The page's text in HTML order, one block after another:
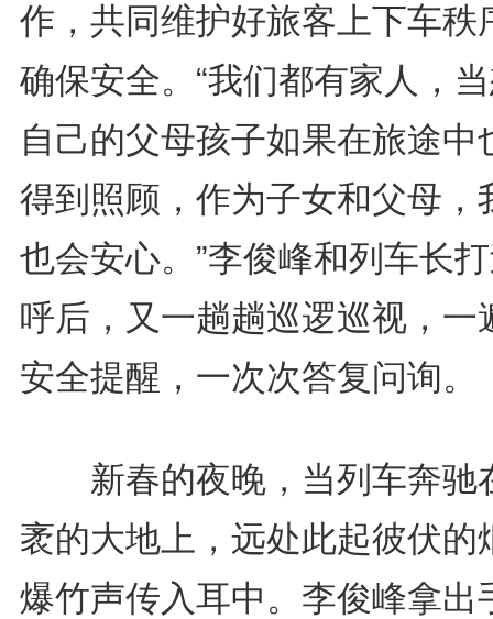
作，共同维护好旅客上下车秩
确保安全。“我们都有家人，
自己的父母孩子如果在旅途中
得到照顾，作为子女和父母，
也会安心。”李俊峰和列车长
呼后，又一趟趟巡逻巡视，一
安全提醒，一次次答复问询。
新春的夜晚，当列车奔驰
袤的大地上，远处此起彼伏的
爆竹声传入耳中。李俊峰拿出